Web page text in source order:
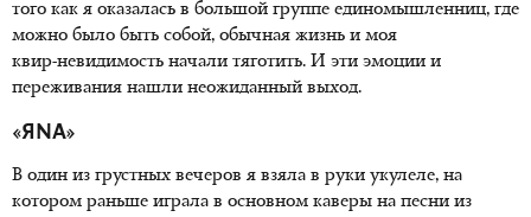
того как я оказалась в большой группе единомышленниц, где
можно было быть собой, обычная жизнь и моя
квир-невидимость начали тяготить. И эти эмоции и
переживания нашли неожиданный выход.
«ЯNA»
В один из грустных вечеров я взяла в руки укулеле, на
котором раньше играла в основном каверы на песни из